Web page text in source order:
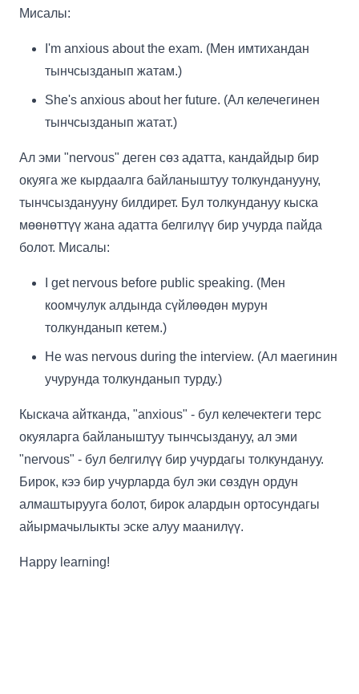
Мисалы:
I'm anxious about the exam. (Мен имтихандан
тынчсызданып жатам.)
She's anxious about her future. (Ал келечегинен
тынчсызданып жатат.)
Ал эми "nervous" деген сөз адатта, кандайдыр бир
окуяга же кырдаалга байланыштуу толкунданууну,
тынчсызданууну билдирет. Бул толкундануу кыска
мөөнөттүү жана адатта белгилүү бир учурда пайда
болот. Мисалы:
I get nervous before public speaking. (Мен
коомчулук алдында сүйлөөдөн мурун
толкунданып кетем.)
He was nervous during the interview. (Ал маегинин
учурунда толкунданып турду.)
Кыскача айтканда, "anxious" - бул келечектеги терс
окуяларга байланыштуу тынчсыздануу, ал эми
"nervous" - бул белгилүү бир учурдагы толкундануу.
Бирок, кээ бир учурларда бул эки сөздүн ордун
алмаштырууга болот, бирок алардын ортосундагы
айырмачылыкты эске алуу маанилүү.
Happy learning!